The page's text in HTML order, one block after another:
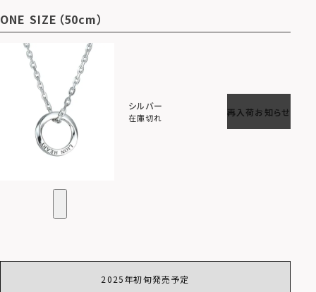
ONE SIZE（50cm）
シルバー
在庫切れ
再入荷お知らせ
2025年初旬発売予定